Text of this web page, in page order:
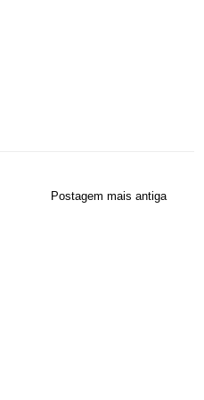
Postagem mais antiga